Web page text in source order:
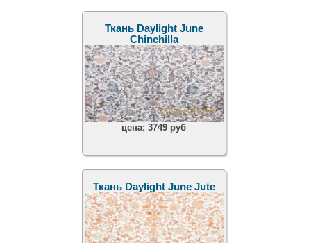
Ткань Daylight June
Chinchilla
цена:3749 руб
Ткань Daylight June Jute